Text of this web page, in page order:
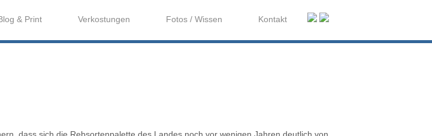
& Print Verkostungen Fotos / Wissen Kontakt